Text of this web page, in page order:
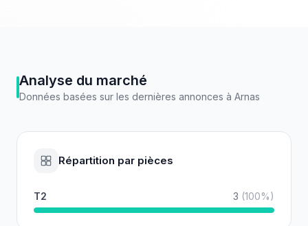
Analyse du marché
Données basées sur les dernières annonces à Arnas
Répartition par pièces
T2 3 (100%)